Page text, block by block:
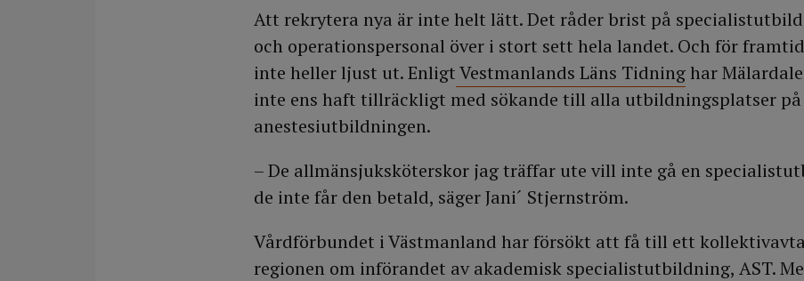
Att rekrytera nya är inte helt lätt. Det råder brist på
och operationspersonal över i stort sett hela landet. Och för
inte heller ljust ut. EnligtVestmanlands Läns Tidninghar
inte ens haft tillräckligt med sökande till alla utbildningsplatser på
anestesiutbildningen.
– De allmänsjuksköterskor jag träffar ute vill inte gå en
de inte får den betald, säger Jani´ Stjernström.
Vårdförbundet i Västmanland har försökt att få till ett
regionen om införandet av akademisk specialistutbildning, AST.